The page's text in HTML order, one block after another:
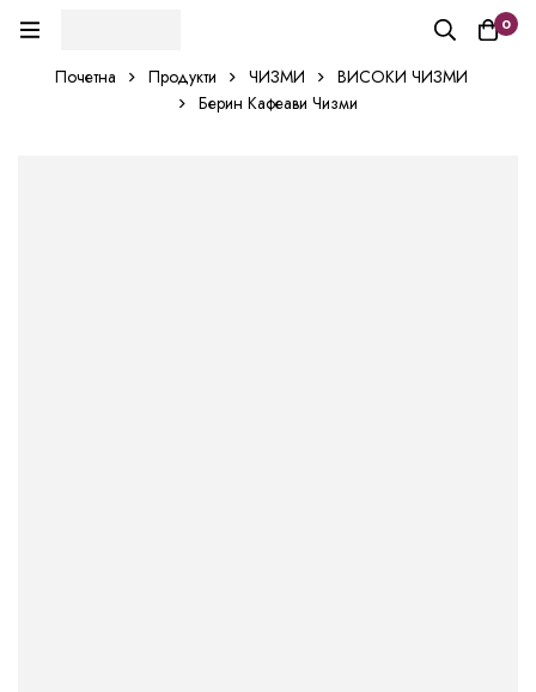
0
Почетна Продукти ЧИЗМИ
ВИСОКИ ЧИЗМИ
Берин Кафеави Чизми